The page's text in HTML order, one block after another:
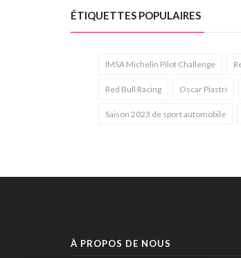
ÉTIQUETTES POPULAIRES
IMSA Michelin Pilot Challenge
Red Bull Racing Oscar Piastri
Saison 2023 de sport automobile
À PROPOS DE NOUS